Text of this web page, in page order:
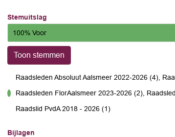
Stemuitslag
100% Voor
Toon stemmen
Raadsleden Absoluut Aalsmeer 2022-2026 (4),
Raadsleden FlorAalsmeer 2023-2026 (2),
Raadslid PvdA 2018 - 2026 (1)
Bijlagen